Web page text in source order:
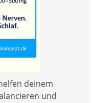
deinem
und